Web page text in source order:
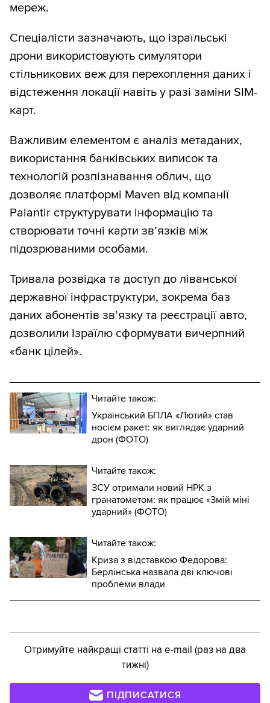
мереж.
Спеціалісти зазначають, що ізраїльські
дрони використовують симулятори
стільникових веж для перехоплення даних і
відстеження локації навіть у разі заміни SIM-
карт.
Важливим елементом є аналіз метаданих,
використання банківських виписок та
технологій розпізнавання облич, що
дозволяє платформі Maven від компанії
Palantir структурувати інформацію та
створювати точні карти зв’язків між
підозрюваними особами.
Тривала розвідка та доступ до ліванської
державної інфраструктури, зокрема баз
даних абонентів зв’язку та реєстрації авто,
дозволили Ізраїлю сформувати вичерпний
«банк цілей».
Читайте також:
Український БПЛА «Лютий» став
носієм ракет: як виглядає ударний
дрон (ФОТО)
Читайте також:
ЗСУ отримали новий НРК з
гранатометом: як працює «Змій міні
ударний» (ФОТО)
Читайте також:
Криза з відставкою Федорова:
Берлінська назвала дві ключові
проблеми влади
Отримуйте найкращі статті на e-mail (раз на два
тижні)
ПІДПИСАТИСЯ